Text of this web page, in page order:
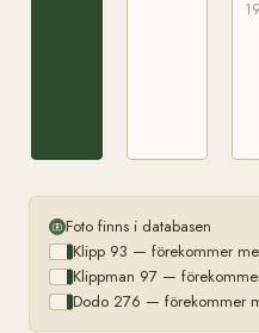
Foto finns i databasen
Klipp 93 — förekommer
Klippman 97 —
Dodo 276 — förekommer